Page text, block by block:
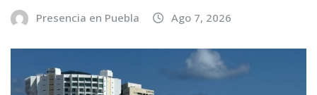
Presencia en Puebla Ago 7, 2026